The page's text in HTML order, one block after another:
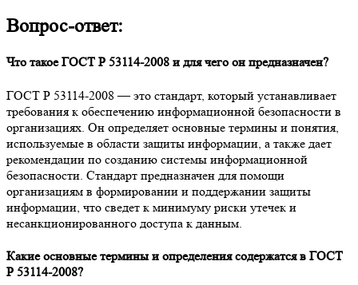
Вопрос-ответ:
Что такое ГОСТ Р 53114-2008 и для чего он предназначен?
ГОСТ Р 53114-2008 — это стандарт, который устанавливает
требования к обеспечению информационной безопасности в
организациях. Он определяет основные термины и понятия,
используемые в области защиты информации, а также дает
рекомендации по созданию системы информационной
безопасности. Стандарт предназначен для помощи
организациям в формировании и поддержании защиты
информации, что сведет к минимуму риски утечек и
несанкционированного доступа к данным.
Какие основные термины и определения содержатся в ГОСТ
Р 53114-2008?